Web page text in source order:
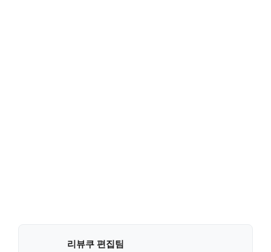
리뷰쿠 편집팀